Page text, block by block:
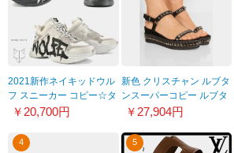
2021新作ネイキッドウル
フ スニーカー コピー☆タ
イタンロゴグラフィティ
21061704
￥20,700円
新色 クリスチャン ルブタ
ンスーパーコピー ルブタ
ン ルブタン Cataclou 60
ック
￥27,904円
4 5